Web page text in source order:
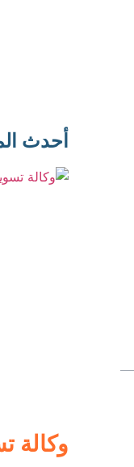
أحدث
وكالة